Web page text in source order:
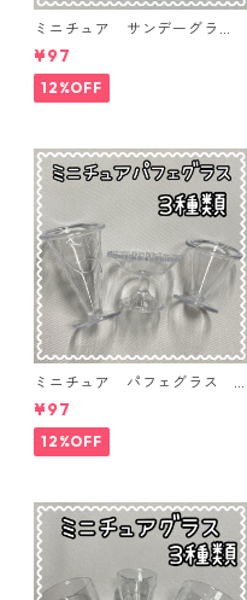
ミニチュア サンデーグラ
ス 3個入り【MNT-GLS-3P-
04】
¥97
12%OFF
ミニチュア パフェグラス 3
個入り【MNT-GLS-3P-02】
¥97
12%OFF